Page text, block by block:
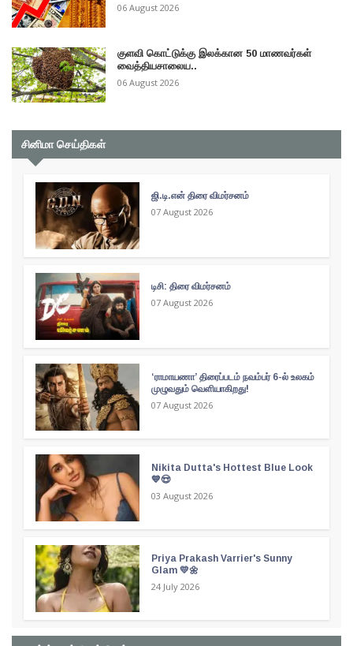
06 August 2026
குளவி கொட்டுக்கு இலக்கான 50 மாணவர்கள்
வைத்தியசாலைய..
06 August 2026
சினிமா செய்திகள்
ஜி.டி.என் திரை விமர்சனம்
07 August 2026
டிசி: திரை விமர்சனம்
07 August 2026
‘ராமாயணா’ திரைப்படம் நவம்பர் 6-ல் உலகம்
முழுவதும் வெளியாகிறது!
07 August 2026
Nikita Dutta's Hottest Blue Look
💙😍
03 August 2026
Priya Prakash Varrier's Sunny
Glam 💛🌼
24 July 2026